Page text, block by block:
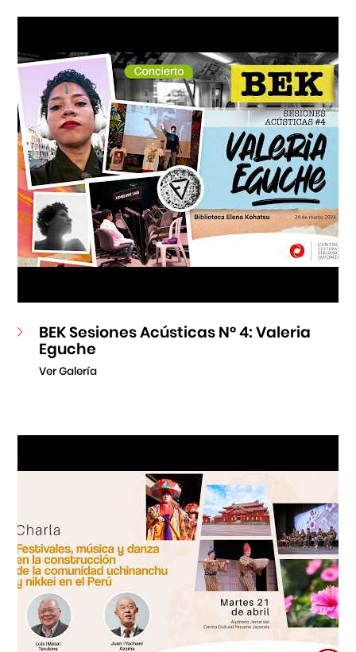
Museo de la Inmigración Japonesa
Fondo Editorial
Teatro Peruano Japonés
BEK Sesiones Acústicas N° 4: Valeria
Eguche
Ver Galería